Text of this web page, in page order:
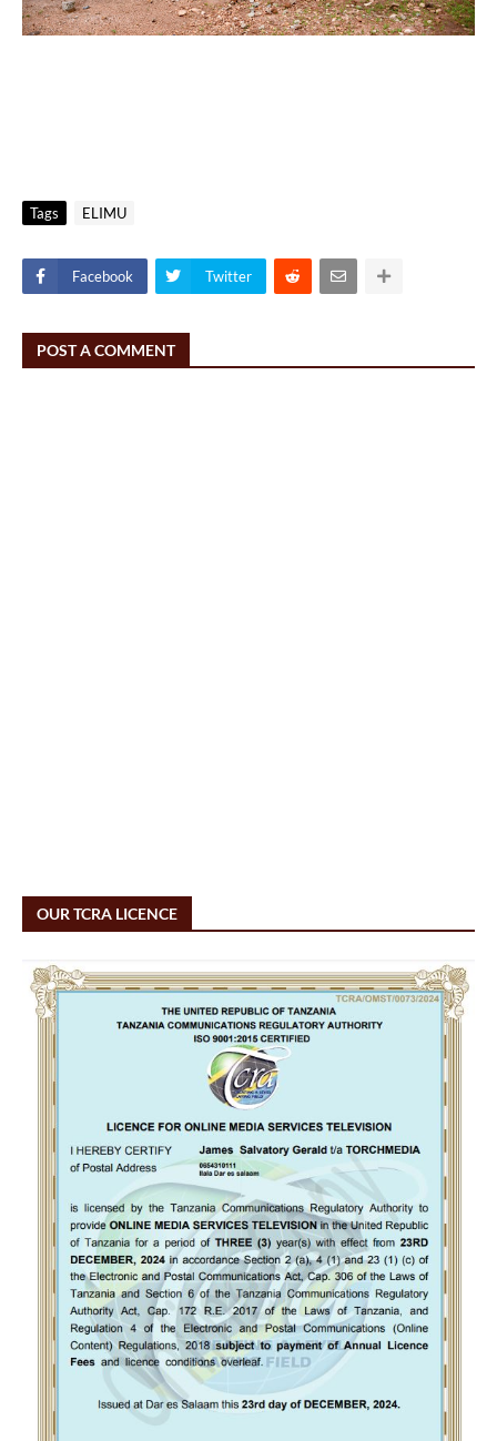
Tags ELIMU
Facebook Twitter
POST A COMMENT
OUR TCRA LICENCE